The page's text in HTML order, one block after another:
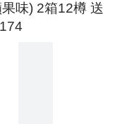
味) 2箱12樽 送